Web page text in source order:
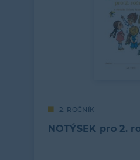
2. ROČNÍK
NOTÝSEK pro 2.